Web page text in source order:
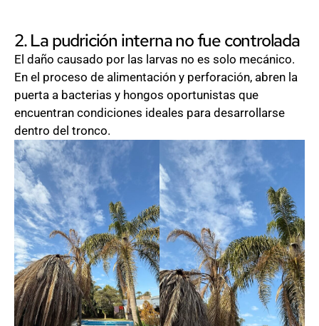
2. La pudrición interna no fue controlada
El daño causado por las larvas no es solo mecánico.
En el proceso de alimentación y perforación, abren la
puerta a bacterias y hongos oportunistas que
encuentran condiciones ideales para desarrollarse
dentro del tronco.